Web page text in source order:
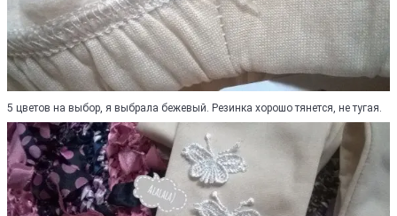
5 цветов на выбор, я выбрала бежевый. Резинка хорошо тянется, не тугая.